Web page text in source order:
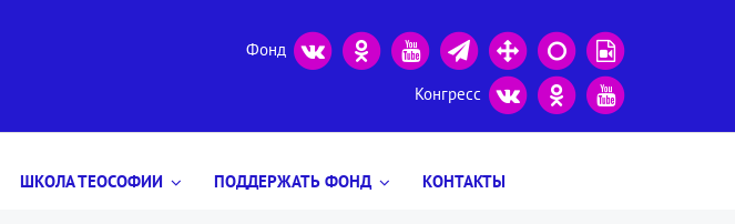
Фонд
Конгресс
ШКОЛА ТЕОСОФИИ ПОДДЕРЖАТЬ ФОНД КОНТАКТЫ